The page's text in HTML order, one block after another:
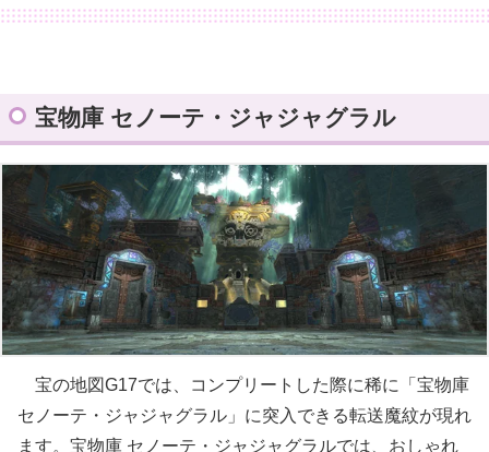
宝物庫 セノーテ・ジャジャグラル
宝の地図G17では、コンプリートした際に稀に「宝物庫
セノーテ・ジャジャグラル」に突入できる転送魔紋が現れ
ます。宝物庫 セノーテ・ジャジャグラルでは、おしゃれ